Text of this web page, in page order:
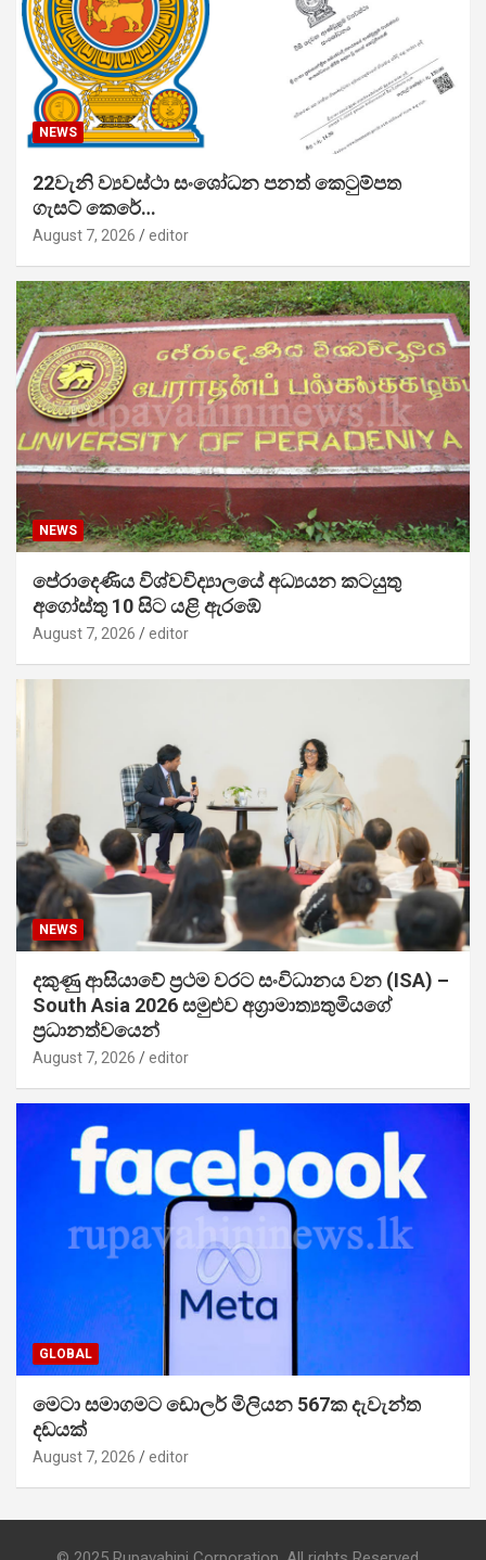
NEWS
22වැනි ව්‍යවස්ථා සංශෝධන පනත් කෙටුම්පත
ගැසට් කෙරේ…
August 7, 2026 editor
NEWS
පේරාදෙණිය විශ්වවිද්‍යාලයේ අධ්‍යයන කටයුතු
අගෝස්තු 10 සිට යළි ඇරඹේ
August 7, 2026 editor
NEWS
දකුණු ආසියාවේ ප්‍රථම වරට සංවිධානය වන (ISA) –
South Asia 2026 සමුළුව අග්‍රාමාත්‍යතුමියගේ
ප්‍රධානත්වයෙන්
August 7, 2026 editor
GLOBAL
මෙටා සමාගමට ඩොලර් මිලියන 567ක දැවැන්ත
දඩයක්
August 7, 2026 editor